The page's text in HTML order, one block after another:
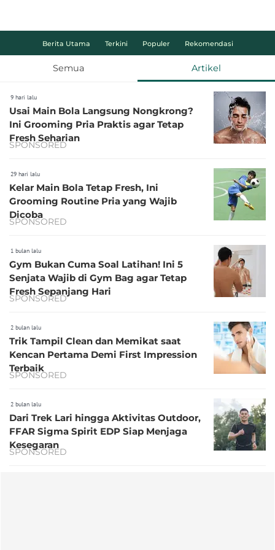
Berita Utama Terkini Populer Rekomendasi
Semua Artikel
9 hari lalu
Usai Main Bola Langsung Nongkrong?
Ini Grooming Pria Praktis agar Tetap
Fresh Seharian
SPONSORED
29 hari lalu
Kelar Main Bola Tetap Fresh, Ini
Grooming Routine Pria yang Wajib
Dicoba
SPONSORED
1 bulan lalu
Gym Bukan Cuma Soal Latihan! Ini 5
Senjata Wajib di Gym Bag agar Tetap
Fresh Sepanjang Hari
SPONSORED
2 bulan lalu
Trik Tampil Clean dan Memikat saat
Kencan Pertama Demi First Impression
Terbaik
SPONSORED
2 bulan lalu
Dari Trek Lari hingga Aktivitas Outdoor,
FFAR Sigma Spirit EDP Siap Menjaga
Kesegaran
SPONSORED